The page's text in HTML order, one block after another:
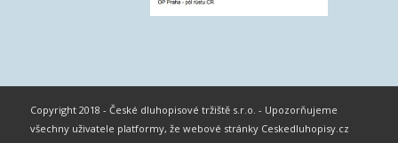
Copyright 2018 - České dluhopisové tržiště s.r.o. - Upozorňujeme
všechny uživatele platformy, že webové stránky Ceskedluhopisy.cz